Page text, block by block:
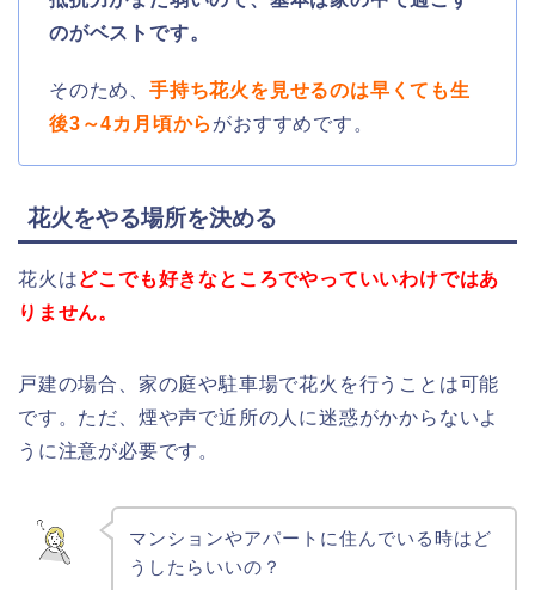
のがベストです。
そのため、 手持ち花火を見せるのは早くても生
後3～4カ月頃から がおすすめです。
花火をやる場所を決める
花火はどこでも好きなところでやっていいわけではあ
りません。
戸建の場合、家の庭や駐車場で花火を行うことは可能
です。ただ、煙や声で近所の人に迷惑がかからないよ
うに注意が必要です。
マンションやアパートに住んでいる時はど
うしたらいいの？